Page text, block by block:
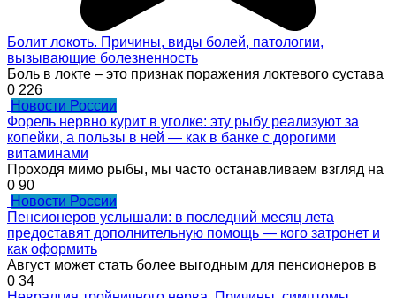
Болит локоть. Причины, виды болей, патологии,
вызывающие болезненность
Боль в локте – это признак поражения локтевого сустава
0 226
Новости России
Форель нервно курит в уголке: эту рыбу реализуют за
копейки, а пользы в ней — как в банке с дорогими
витаминами
Проходя мимо рыбы, мы часто останавливаем взгляд на
0 90
Новости России
Пенсионеров услышали: в последний месяц лета
предоставят дополнительную помощь — кого затронет и
как оформить
Август может стать более выгодным для пенсионеров в
0 34